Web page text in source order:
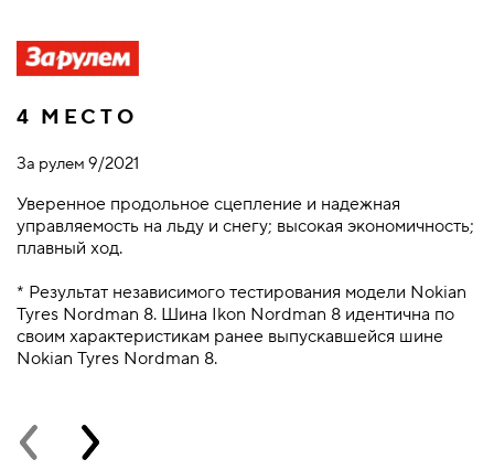
4 МЕСТО
За рулем 9/2021
Уверенное продольное сцепление и надежная
управляемость на льду и снегу; высокая экономичность;
плавный ход.
* Результат независимого тестирования модели Nokian
Tyres Nordman 8. Шина Ikon Nordman 8 идентична по
своим характеристикам ранее выпускавшейся шине
Nokian Tyres Nordman 8.